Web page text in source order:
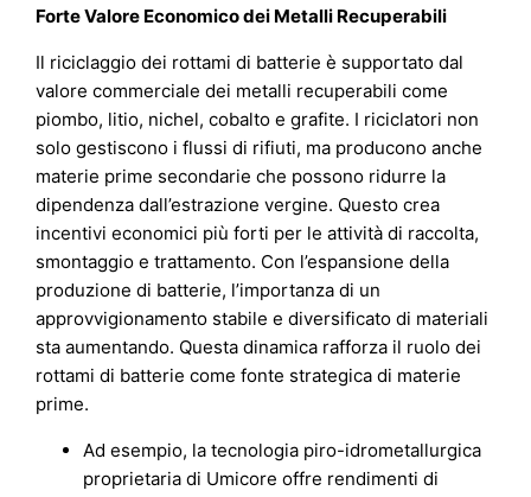
Forte Valore Economico dei Metalli Recuperabili
Il riciclaggio dei rottami di batterie è supportato dal
valore commerciale dei metalli recuperabili come
piombo, litio, nichel, cobalto e grafite. I riciclatori non
solo gestiscono i flussi di rifiuti, ma producono anche
materie prime secondarie che possono ridurre la
dipendenza dall’estrazione vergine. Questo crea
incentivi economici più forti per le attività di raccolta,
smontaggio e trattamento. Con l’espansione della
produzione di batterie, l’importanza di un
approvvigionamento stabile e diversificato di materiali
sta aumentando. Questa dinamica rafforza il ruolo dei
rottami di batterie come fonte strategica di materie
prime.
Ad esempio, la tecnologia piro-idrometallurgica
proprietaria di Umicore offre rendimenti di